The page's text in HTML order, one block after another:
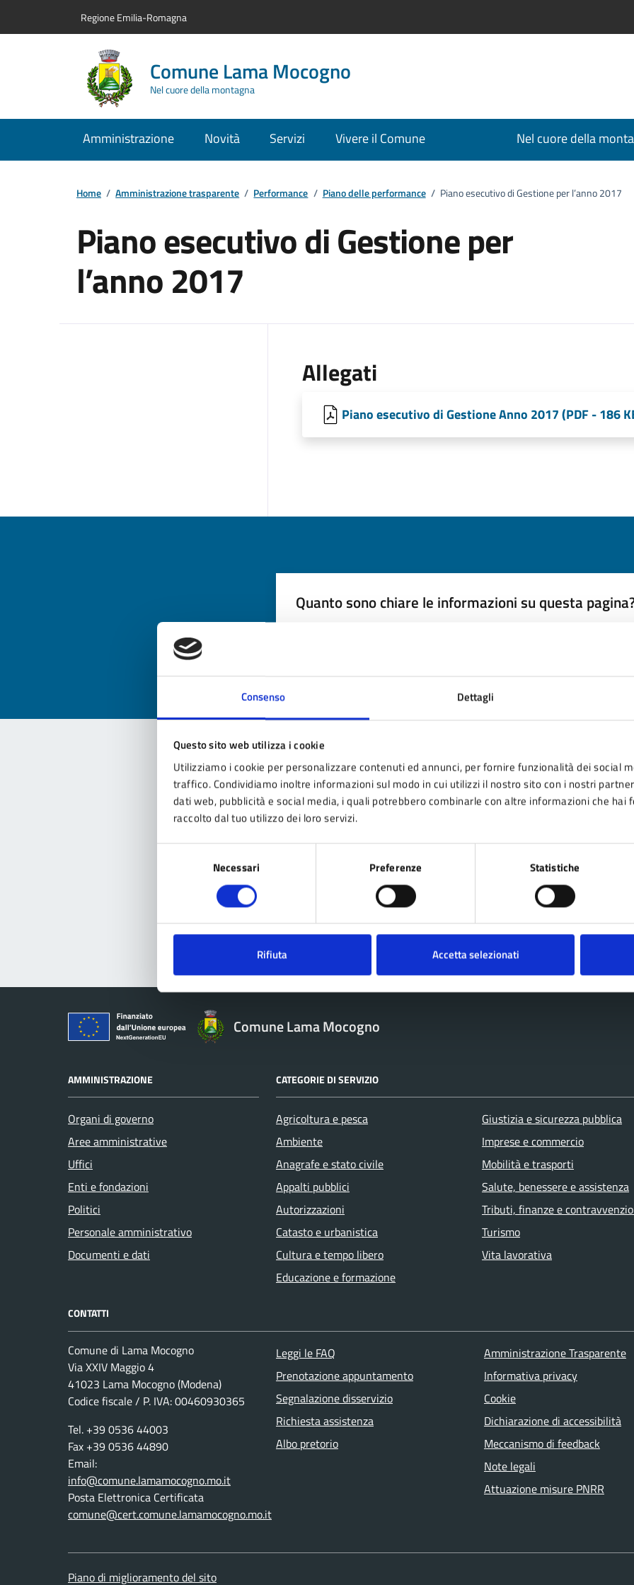
Consenso Dettagli
Questo sito web utilizza i cookie
Utilizziamo i cookie per personalizzare contenuti ed annunci, per fornire funzionalità dei social
traffico. Condividiamo inoltre informazioni sul modo in cui utilizzi il nostro sito con i nostri
dati web, pubblicità e social media, i quali potrebbero combinarle con altre informazioni che hai
raccolto dal tuo utilizzo dei loro servizi.
Necessari Preferenze Statistiche
Rifiuta Accetta selezionati
Regione Emilia-Romagna
Comune Lama Mocogno
Nel cuore della montagna
Amministrazione Novità Servizi Vivere il Comune Nel cuore della
Home / Amministrazione trasparente / Performance / Piano delle performance / Piano esecutivo di Gestione per l’anno 2017
Piano esecutivo di Gestione per
l’anno 2017
Allegati
Piano esecutivo di Gestione Anno 2017 (PDF - 186
Quanto sono chiare le informazioni su questa
Contatta il comune
Leggi le domande frequenti
Prenota appuntamento
Problemi in città
Segnala disservizio
Comune Lama Mocogno
AMMINISTRAZIONE
Organi di governo
Aree amministrative
Uffici
Enti e fondazioni
Politici
Personale amministrativo
Documenti e dati
CATEGORIE DI SERVIZIO
Agricoltura e pesca
Ambiente
Anagrafe e stato civile
Appalti pubblici
Autorizzazioni
Catasto e urbanistica
Cultura e tempo libero
Educazione e formazione
Giustizia e sicurezza pubblica
Imprese e commercio
Mobilità e trasporti
Salute, benessere e assistenza
Tributi, finanze e
Turismo
Vita lavorativa
CONTATTI
Comune di Lama Mocogno
Via XXIV Maggio 4
41023 Lama Mocogno (Modena)
Codice fiscale / P. IVA: 00460930365
Tel. +39 0536 44003
Fax +39 0536 44890
Email:
info@comune.lamamocogno.mo.it
Posta Elettronica Certificata
comune@cert.comune.lamamocogno.mo.it
Leggi le FAQ
Prenotazione appuntamento
Segnalazione disservizio
Richiesta assistenza
Albo pretorio
Amministrazione Trasparente
Informativa privacy
Cookie
Dichiarazione di accessibilità
Meccanismo di feedback
Note legali
Attuazione misure PNRR
Piano di miglioramento del sito